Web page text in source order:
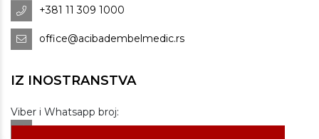
+381 11 309 1000
office@acibadembelmedic.rs
IZ INOSTRANSTVA
Viber i Whatsapp broj:
+381 60 309 1070